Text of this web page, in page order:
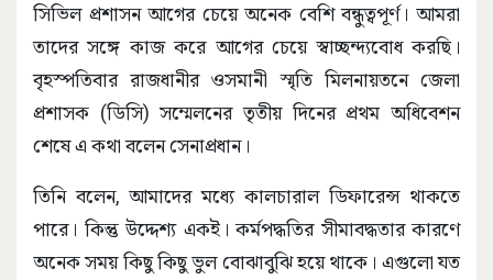
সিভিল প্রশাসন আগের চেয়ে অনেক বেশি বন্ধুত্বপূর্ণ। আমরা
তাদের সঙ্গে কাজ করে আগের চেয়ে স্বাচ্ছন্দ্যবোধ করছি।
বৃহস্পতিবার রাজধানীর ওসমানী স্মৃতি মিলনায়তনে জেলা
প্রশাসক (ডিসি) সম্মেলনের তৃতীয় দিনের প্রথম অধিবেশন
শেষে এ কথা বলেন সেনাপ্রধান।
তিনি বলেন, আমাদের মধ্যে কালচারাল ডিফারেন্স থাকতে
পারে। কিন্তু উদ্দেশ্য একই। কর্মপদ্ধতির সীমাবদ্ধতার কারণে
অনেক সময় কিছু কিছু ভুল বোঝাবুঝি হয়ে থাকে। এগুলো যত